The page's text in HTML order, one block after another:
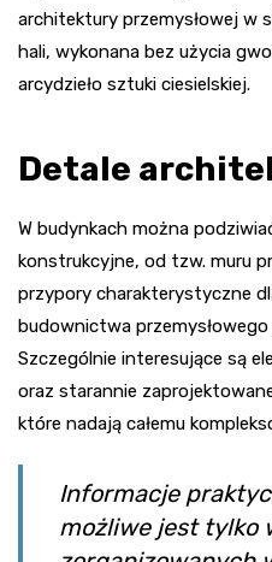
architektury przemysłowej w
hali, wykonana bez użycia
arcydzieło sztuki ciesielskiej.
Detale
W budynkach można
konstrukcyjne, od tzw. muru
przypory charakterystyczne
budownictwa przemysłowego
Szczególnie interesujące są
oraz starannie
które nadają całemu
Informacje
możliwe jest tylko